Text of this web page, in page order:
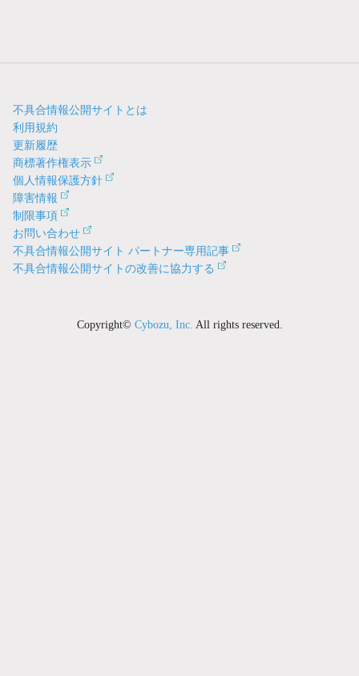
不具合情報公開サイトとは
利用規約
更新履歴
商標著作権表示
個人情報保護方針
障害情報
制限事項
お問い合わせ
不具合情報公開サイト パートナー専用記事
不具合情報公開サイトの改善に協力する
Copyright© Cybozu, Inc. All rights reserved.